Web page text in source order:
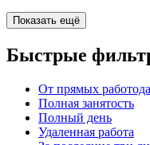
Показать ещё
Быстрые
От прямых
Полная занятость
Полный день
Удаленная работа